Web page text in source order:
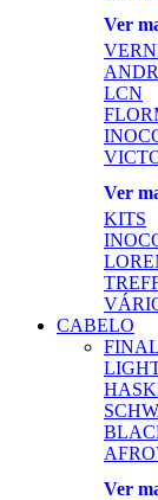
Ver
LCN
Ver
KITS
CABELO
Ver